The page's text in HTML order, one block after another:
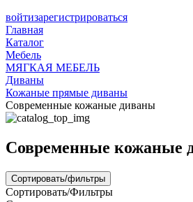
войтизарегистрироваться
Главная
Каталог
Мебель
МЯГКАЯ МЕБЕЛЬ
Диваны
Кожаные прямые диваны
Современные кожаные диваны
Современные кожаные
Сортировать/фильтры
Сортировать/Фильтры